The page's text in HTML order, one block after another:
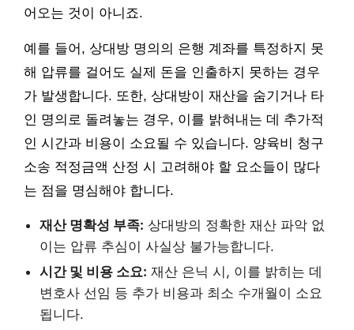
어오는 것이 아니죠.
예를 들어, 상대방 명의의 은행 계좌를 특정하지 못
해 압류를 걸어도 실제 돈을 인출하지 못하는 경우
가 발생합니다. 또한, 상대방이 재산을 숨기거나 타
인 명의로 돌려놓는 경우, 이를 밝혀내는 데 추가적
인 시간과 비용이 소요될 수 있습니다. 양육비 청구
소송 적정금액 산정 시 고려해야 할 요소들이 많다
는 점을 명심해야 합니다.
재산 명확성 부족: 상대방의 정확한 재산 파악 없
이는 압류 추심이 사실상 불가능합니다.
시간 및 비용 소요: 재산 은닉 시, 이를 밝히는 데
변호사 선임 등 추가 비용과 최소 수개월이 소요
됩니다.